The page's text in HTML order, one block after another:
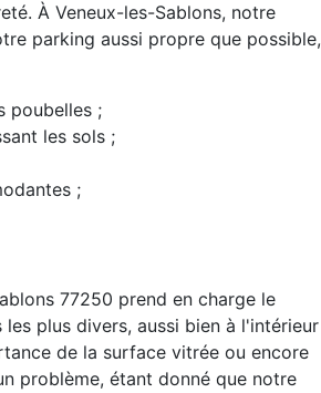
À Veneux-les-Sablons, notre
parking aussi propre que possible,
poubelles ;
les sols ;
;
77250 prend en charge le
plus divers, aussi bien à l'intérieur
de la surface vitrée ou encore
problème, étant donné que notre